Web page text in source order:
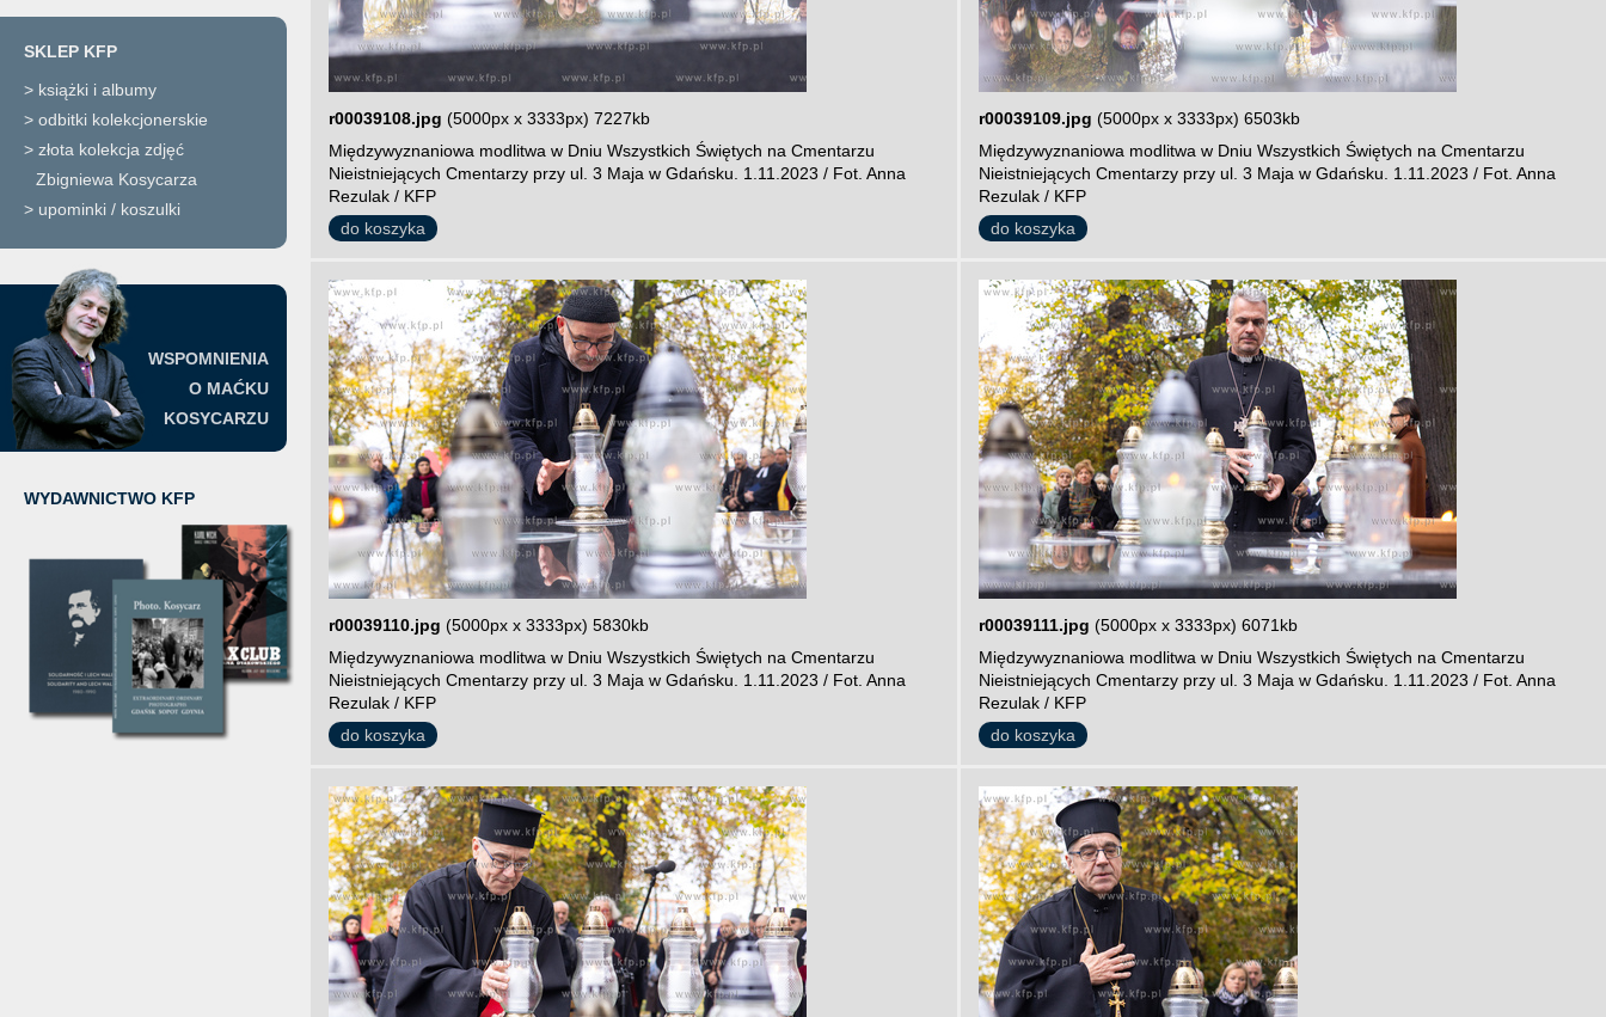
SKLEP KFP
> książki i albumy
> odbitki kolekcjonerskie
> złota kolekcja zdjęć
Zbigniewa Kosycarza
> upominki / koszulki
WSPOMNIENIA
O MAĆKU
KOSYCARZU
WYDAWNICTWO KFP
r00039108.jpg (5000px x 3333px) 7227kb
Międzywyznaniowa modlitwa w Dniu Wszystkich Świętych na Cmentarzu
Nieistniejących Cmentarzy przy ul. 3 Maja w Gdańsku. 1.11.2023 / Fot. Anna
Rezulak / KFP
do koszyka
r00039109.jpg (5000px x 3333px) 6503kb
Międzywyznaniowa modlitwa w Dniu Wszystkich Świętych na Cmentarzu
Nieistniejących Cmentarzy przy ul. 3 Maja w Gdańsku. 1.11.2023 / Fot. Anna
Rezulak / KFP
do koszyka
r00039110.jpg (5000px x 3333px) 5830kb
Międzywyznaniowa modlitwa w Dniu Wszystkich Świętych na Cmentarzu
Nieistniejących Cmentarzy przy ul. 3 Maja w Gdańsku. 1.11.2023 / Fot. Anna
Rezulak / KFP
do koszyka
r00039111.jpg (5000px x 3333px) 6071kb
Międzywyznaniowa modlitwa w Dniu Wszystkich Świętych na Cmentarzu
Nieistniejących Cmentarzy przy ul. 3 Maja w Gdańsku. 1.11.2023 / Fot. Anna
Rezulak / KFP
do koszyka